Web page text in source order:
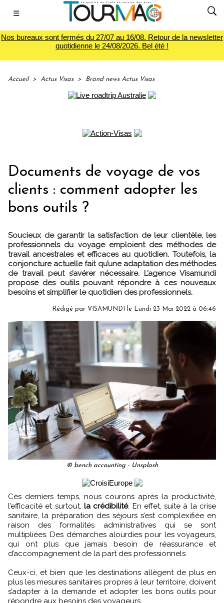
☰
Nos bureaux sont fermés du 27/07 au 16/08. Retour de la newsletter
quotidienne le 24/08/2026. Bel été !
Accueil > Actus Visas > Brand news Actus Visas
Documents de voyage de vos
clients : comment adopter les
bons outils ?
Soucieux de garantir la satisfaction de leur clientèle, les
professionnels du voyage emploient des méthodes de
travail ancestrales et efficaces au quotidien. Toutefois, la
conjoncture actuelle fait qu’une adaptation des méthodes
de travail peut s’avérer nécessaire. L’agence Visamundi
propose des outils pouvant répondre à ces nouveaux
besoins et simplifier le quotidien des professionnels.
Rédigé par VISAMUNDI le Lundi 23 Mai 2022 à 06:46
© bench accounting - Unsplash
Ces derniers temps, nous courons après la productivité,
l’efficacité et surtout, la crédibilité. En effet, suite à la crise
sanitaire, la préparation des séjours s’est complexifiée en
raison des formalités administratives qui se sont
multipliées. Des démarches alourdies pour les voyageurs,
qui ont plus que jamais besoin de réassurance et
d’accompagnement de la part des professionnels.
Ceux-ci, et bien que les destinations allègent de plus en
plus les mesures sanitaires propres à leur territoire, doivent
s’adapter à la demande et adopter les bons outils pour
répondre aux besoins des voyageurs.